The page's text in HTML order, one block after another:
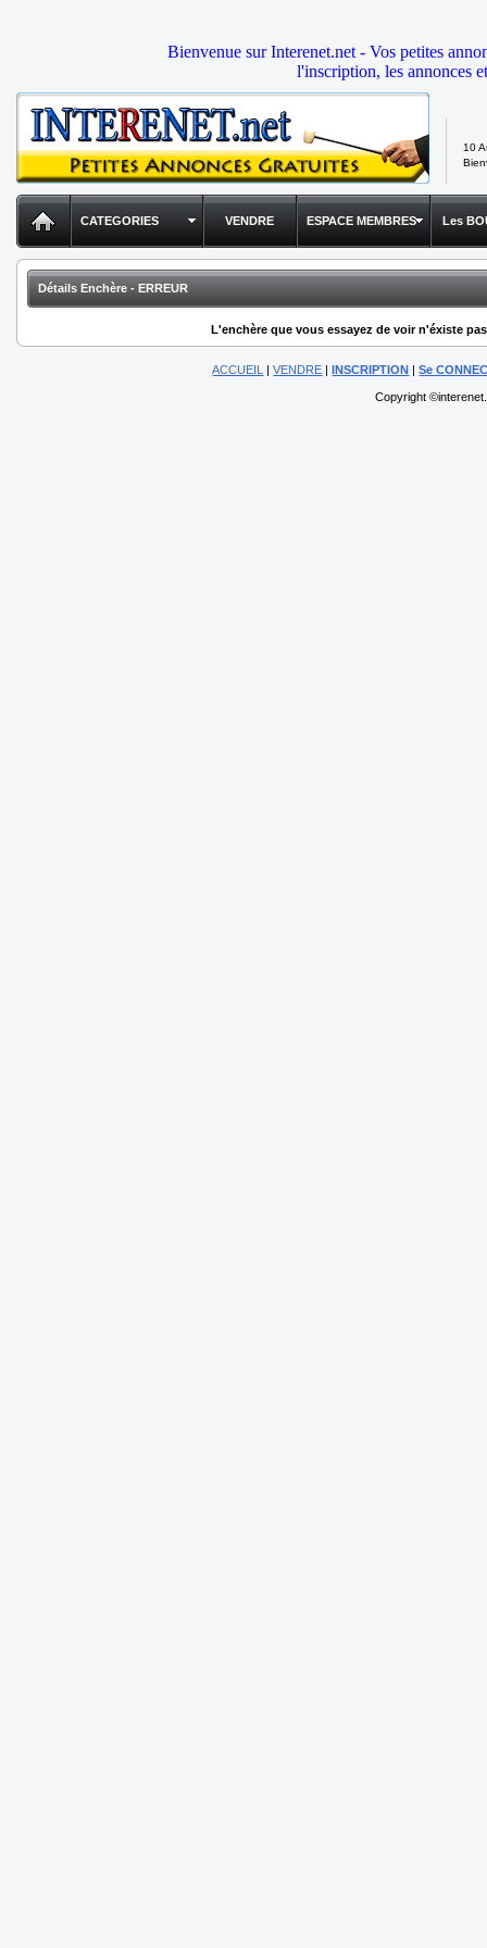
Bienvenue sur Interenet.net - Vos petites
l'inscription, les annonces
10
CATEGORIES VENDRE ESPACE MEMBRES Les
Détails Enchère - ERREUR
L'enchère que vous essayez de voir n'éxiste
ACCUEIL |VENDRE |INSCRIPTION |Se
Copyright